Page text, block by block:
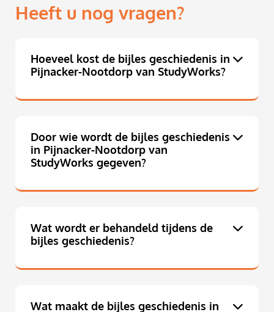
Heeft u nog vragen?
Hoeveel kost de bijles geschiedenis in
Pijnacker-Nootdorp van StudyWorks?
Door wie wordt de bijles geschiedenis
in Pijnacker-Nootdorp van
StudyWorks gegeven?
Wat wordt er behandeld tijdens de
bijles geschiedenis?
Wat maakt de bijles geschiedenis in